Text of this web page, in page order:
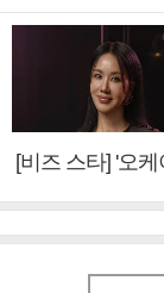
[비즈 스타] '오케